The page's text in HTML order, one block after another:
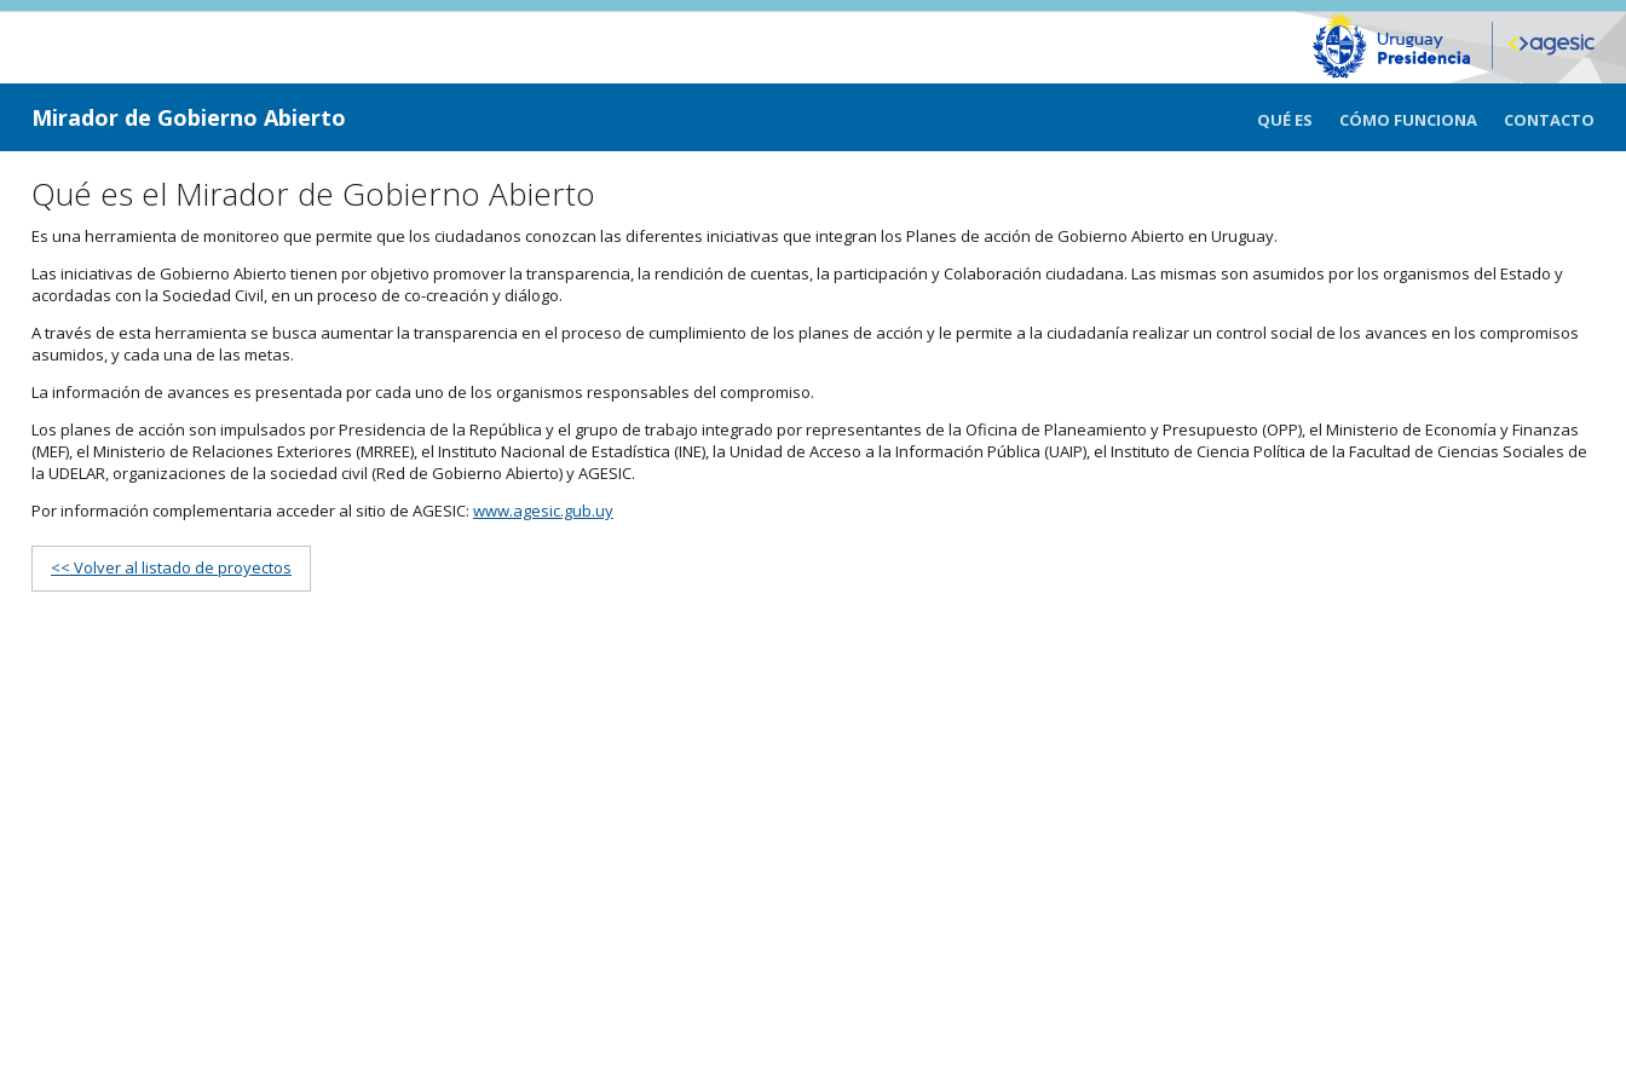
ir a contenido
ir al menú
Mirador de Gobierno Abierto QUÉ ES CÓMO FUNCIONA CONTACTO
Qué es el Mirador de Gobierno Abierto
Es una herramienta de monitoreo que permite que los ciudadanos conozcan las diferentes iniciativas que integran los Planes de acción de Gobierno Abierto en Uruguay.
Las iniciativas de Gobierno Abierto tienen por objetivo promover la transparencia, la rendición de cuentas, la participación y Colaboración ciudadana. Las mismas son asumidos por los organismos del Estado y
acordadas con la Sociedad Civil, en un proceso de co-creación y diálogo.
A través de esta herramienta se busca aumentar la transparencia en el proceso de cumplimiento de los planes de acción y le permite a la ciudadanía realizar un control social de los avances en los compromisos
asumidos, y cada una de las metas.
La información de avances es presentada por cada uno de los organismos responsables del compromiso.
Los planes de acción son impulsados por Presidencia de la República y el grupo de trabajo integrado por representantes de la Oficina de Planeamiento y Presupuesto (OPP), el Ministerio de Economía y Finanzas
(MEF), el Ministerio de Relaciones Exteriores (MRREE), el Instituto Nacional de Estadística (INE), la Unidad de Acceso a la Información Pública (UAIP), el Instituto de Ciencia Política de la Facultad de Ciencias Sociales de
la UDELAR, organizaciones de la sociedad civil (Red de Gobierno Abierto) y AGESIC.
Por información complementaria acceder al sitio de AGESIC: www.agesic.gub.uy
<< Volver al listado de proyectos